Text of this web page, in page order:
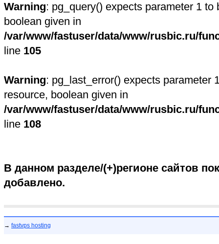
Warning: pg_query() expects parameter 1 to
boolean given in
/var/www/fastuser/data/www/rusbic.ru/
line 105
Warning: pg_last_error() expects parameter
resource, boolean given in
/var/www/fastuser/data/www/rusbic.ru/
line 108
В данном разделе/(+)регионе сайтов
добавлено.
→ fastvps hosting